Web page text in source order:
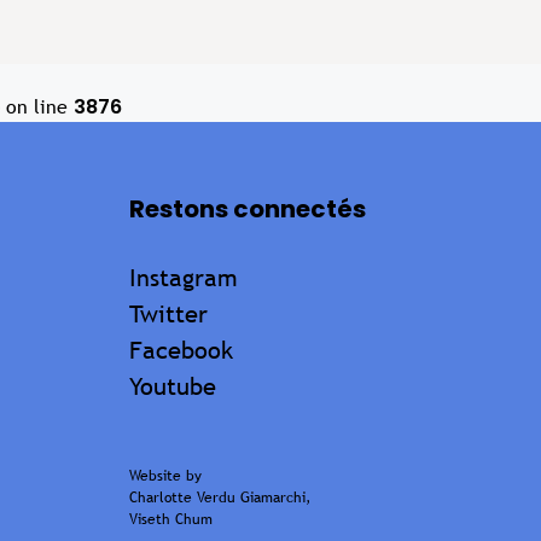
on line 3876
Restons connectés
Instagram
Twitter
Facebook
Youtube
Website by
Charlotte Verdu Giamarchi,
Viseth Chum